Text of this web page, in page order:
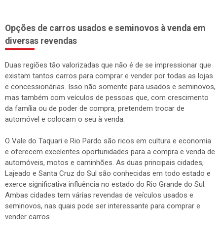
Opções de carros usados e seminovos à venda em
diversas revendas
Duas regiões tão valorizadas que não é de se impressionar que
existam tantos carros para comprar e vender por todas as lojas
e concessionárias. Isso não somente para usados e seminovos,
mas também com veículos de pessoas que, com crescimento
da família ou de poder de compra, pretendem trocar de
automóvel e colocam o seu à venda.
O Vale do Taquari e Rio Pardo são ricos em cultura e economia
e oferecem excelentes oportunidades para a compra e venda de
automóveis, motos e caminhões. As duas principais cidades,
Lajeado e Santa Cruz do Sul são conhecidas em todo estado e
exerce significativa influência no estado do Rio Grande do Sul.
Ambas cidades tem várias revendas de veículos usados e
seminovos, nas quais pode ser interessante para comprar e
vender carros.